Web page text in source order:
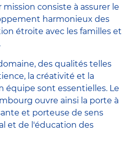
consiste à assurer le
harmonieux des
étroite avec les familles et
des qualités telles
la créativité et la
équipe sont essentielles. Le
ouvre ainsi la porte à
et porteuse de sens
et de l'éducation des